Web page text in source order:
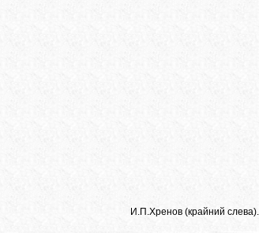
И.П.Хренов (крайний